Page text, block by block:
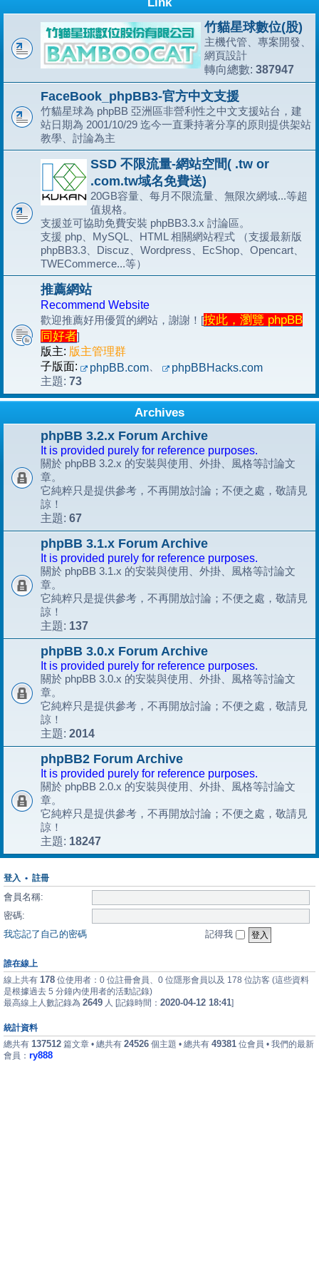
竹貓星球數位(股)
主機代管、專案開發、
網頁設計
轉向總數: 387947
FaceBook_phpBB3-官方中文支援
竹貓星球為 phpBB 亞洲區非營利性之中文支援站台，建
站日期為 2001/10/29 迄今一直秉持著分享的原則提供架站
教學、討論為主
SSD 不限流量-網站空間( .tw or
.com.tw域名免費送)
20GB容量、每月不限流量、無限次網域...等超
值規格。
支援並可協助免費安裝 phpBB3.3.x 討論區。
支援 php、MySQL、HTML 相關網站程式 （支援最新版
phpBB3.3、Discuz、Wordpress、EcShop、Opencart、
TWECommerce...等）
推薦網站
Recommend Website
歡迎推薦好用優質的網站，謝謝！[按此，瀏覽 phpBB
同好者]
版主: 版主管理群
子版面:
phpBB.com、
phpBBHacks.com
主題: 73
Archives
phpBB 3.2.x Forum Archive
It is provided purely for reference purposes.
關於 phpBB 3.2.x 的安裝與使用、外掛、風格等討論文
章。
它純粹只是提供參考，不再開放討論；不便之處，敬請見
諒！
主題: 67
phpBB 3.1.x Forum Archive
It is provided purely for reference purposes.
關於 phpBB 3.1.x 的安裝與使用、外掛、風格等討論文
章。
它純粹只是提供參考，不再開放討論；不便之處，敬請見
諒！
主題: 137
phpBB 3.0.x Forum Archive
It is provided purely for reference purposes.
關於 phpBB 3.0.x 的安裝與使用、外掛、風格等討論文
章。
它純粹只是提供參考，不再開放討論；不便之處，敬請見
諒！
主題: 2014
phpBB2 Forum Archive
It is provided purely for reference purposes.
關於 phpBB 2.0.x 的安裝與使用、外掛、風格等討論文
章。
它純粹只是提供參考，不再開放討論；不便之處，敬請見
諒！
主題: 18247
登入 • 註冊
會員名稱:
密碼:
我忘記了自己的密碼
記得我
誰在線上
線上共有 178 位使用者：0 位註冊會員、0 位隱形會員以及 178 位訪客 (這些資料
是根據過去 5 分鐘內使用者的活動記錄)
最高線上人數記錄為 2649 人 [記錄時間： 2020-04-12 18:41]
統計資料
總共有 137512 篇文章 • 總共有 24526 個主題 • 總共有 49381 位會員 • 我們的最新
會員： ry888